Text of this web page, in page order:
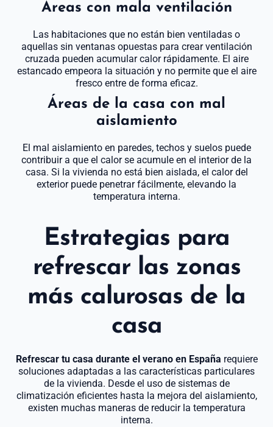
Áreas con mala ventilación
Las habitaciones que no están bien ventiladas o
aquellas sin ventanas opuestas para crear ventilación
cruzada pueden acumular calor rápidamente. El aire
estancado empeora la situación y no permite que el aire
fresco entre de forma eficaz.
Áreas de la casa con mal
aislamiento
El mal aislamiento en paredes, techos y suelos puede
contribuir a que el calor se acumule en el interior de la
casa. Si la vivienda no está bien aislada, el calor del
exterior puede penetrar fácilmente, elevando la
temperatura interna.
Estrategias para
refrescar las zonas
más calurosas de la
casa
Refrescar tu casa durante el verano en España requiere
soluciones adaptadas a las características particulares
de la vivienda. Desde el uso de sistemas de
climatización eficientes hasta la mejora del aislamiento,
existen muchas maneras de reducir la temperatura
interna.